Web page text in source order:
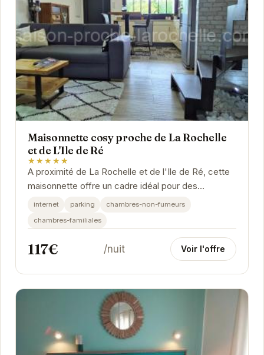
Maisonnette cosy proche de La Rochelle
et de L'Ile de Ré
★★★★★
A proximité de La Rochelle et de l'Ile de Ré, cette
maisonnette offre un cadre idéal pour des
vacances relaxantes. Son emplacement privilégié...
internet parking
chambres-non-fumeurs
chambres-familiales
117€ /nuit Voir l'offre